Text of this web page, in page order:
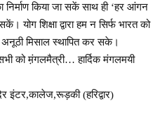
किया जा सकें साथ ही ‘हर आंगन
योग शिक्षा द्वारा हम न सिर्फ भारत को
अनूठी मिसाल स्थापित कर सके।
को म़ंगलमैत्री… हार्दिक मंगलमयी
इंटर,कालेज,रूड़की (हरिद्वार)